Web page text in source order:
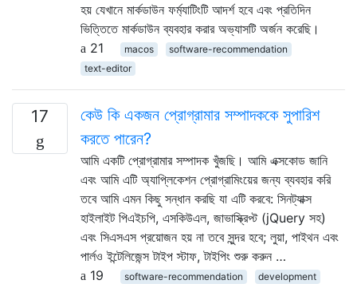
হয় যেখানে মার্কডাউন ফর্ম্যাটিংটি আদর্শ হবে এবং প্রতিদিন
ভিত্তিতে মার্কডাউন ব্যবহার করার অভ্যাসটি অর্জন করেছি।
21
macos
software-recommendation
text-editor
17
কেউ কি একজন প্রোগ্রামার সম্পাদককে সুপারিশ
করতে পারেন?
আমি একটি প্রোগ্রামার সম্পাদক খুঁজছি। আমি এক্সকোড জানি
এবং আমি এটি অ্যাপ্লিকেশন প্রোগ্রামিংয়ের জন্য ব্যবহার করি
তবে আমি এমন কিছু সন্ধান করছি যা এটি করবে: সিনট্যাক্স
হাইলাইট পিএইচপি, এসকিউএল, জাভাস্ক্রিপ্ট (jQuery সহ)
এবং সিএসএস প্রয়োজন হয় না তবে সুন্দর হবে; লুয়া, পাইথন এবং
পার্লও ইন্টেলিজেন্স টাইপ স্টাফ, টাইপিং শুরু করুন …
19
software-recommendation
development